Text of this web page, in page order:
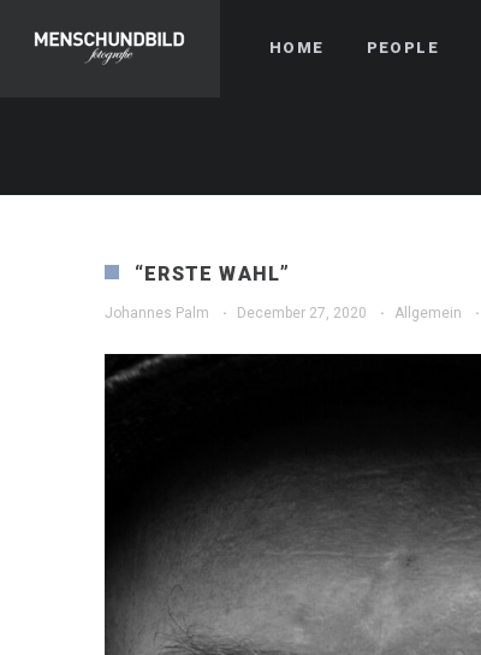
HOME PEOPLE
“ERSTE WAHL”
Johannes Palm · December 27, 2020 · Allgemein ·